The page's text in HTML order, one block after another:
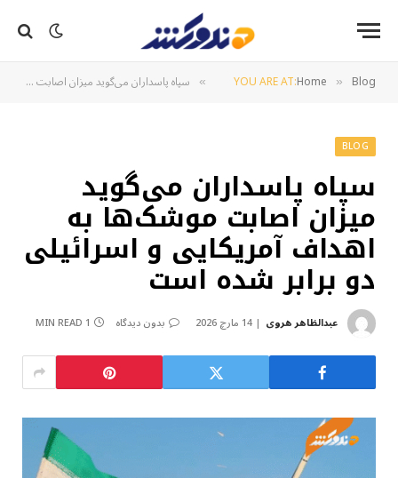
YOU ARE AT:Home » Blog
» سپاه پاسداران می‌گوید میزان اصابت موشک‌ها به اهداف آمریکایی و اسرائیلی دو برابر شده است
BLOG
سپاه پاسداران می‌گوید
میزان اصابت موشک‌ها به
اهداف آمریکایی و اسرائیلی
دو برابر شده است
عبدالظاهر هروی 14 مارچ 2026 بدون دیدگاه 1 MIN READ